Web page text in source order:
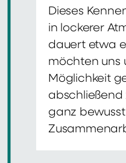
Dieses
in lockerer
dauert etwa
möchten uns
Möglichkeit
abschließend
ganz